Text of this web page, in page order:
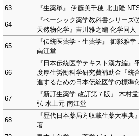
63 『生薬単』 伊藤美千穂 北山隆
64
『ベーシック薬学教科書シリー
天然物化学』吉川雅之編 化学同人
65
『伝統医薬学・生薬学』 御影雅幸
南江堂
66
『日本伝統医学テキスト漢方編』
度厚生労働科学研究費補助金『統
進するための日本伝統医学の標準
67
『新訂生薬学 改訂第７版』 木村
弘 水上元 南江堂
68
『歴代日本薬局方収載生薬大事典
著